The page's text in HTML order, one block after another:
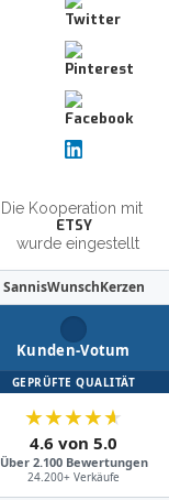
Die Kooperation mit
ETSY
wurde eingestellt
SannisWunschKerzen
Kunden-Votum
GEPRÜFTE QUALITÄT
★★★★★
4.6 von 5.0
Über 2.100 Bewertungen
24.200+ Verkäufe